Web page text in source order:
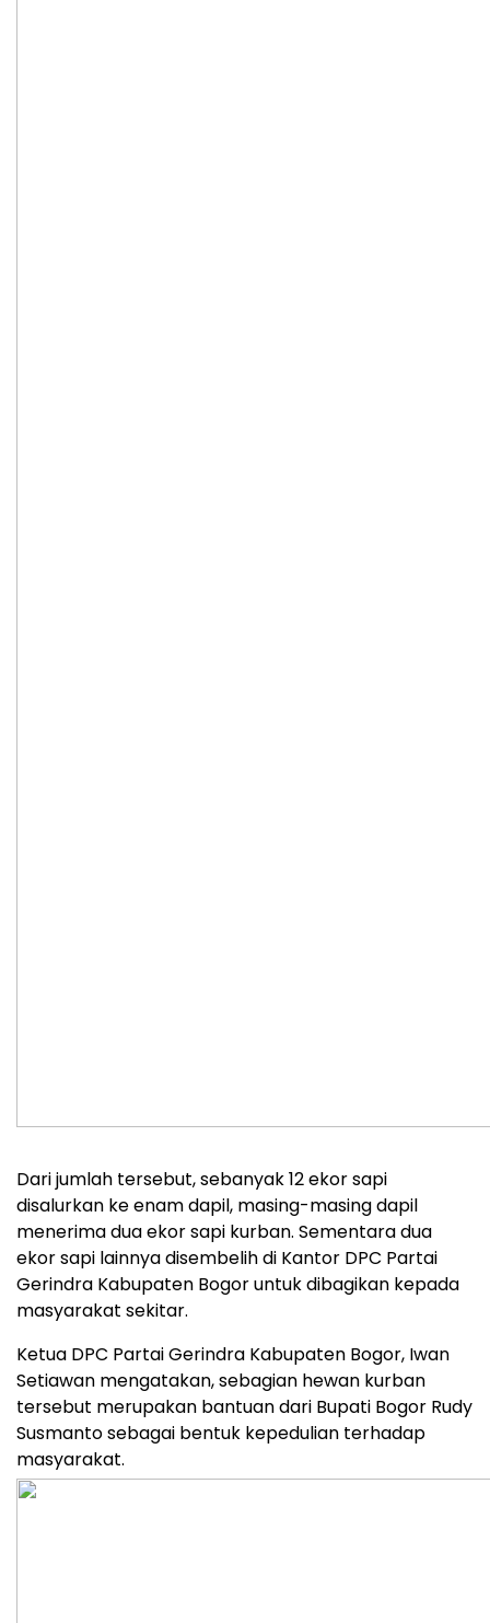
Dari jumlah tersebut, sebanyak 12 ekor sapi
disalurkan ke enam dapil, masing-masing dapil
menerima dua ekor sapi kurban. Sementara dua
ekor sapi lainnya disembelih di Kantor DPC Partai
Gerindra Kabupaten Bogor untuk dibagikan kepada
masyarakat sekitar.
Ketua DPC Partai Gerindra Kabupaten Bogor, Iwan
Setiawan mengatakan, sebagian hewan kurban
tersebut merupakan bantuan dari Bupati Bogor Rudy
Susmanto sebagai bentuk kepedulian terhadap
masyarakat.